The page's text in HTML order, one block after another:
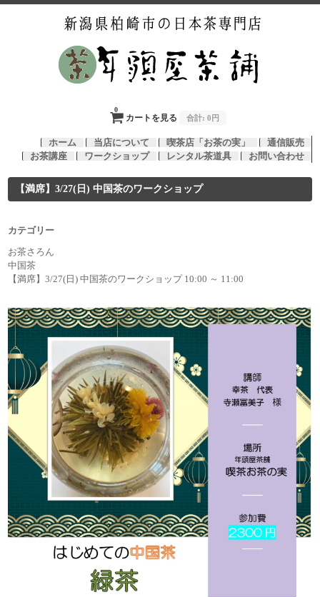
カートを見る
0
合計: 0円
ホーム 当店について 喫茶店「お茶の実」
通信販売
お茶講座
ワークショップ レンタル茶道具 お問い合わせ
【満席】3/27(日) 中国茶のワークショップ
カテゴリー
お茶さろん
中国茶
【満席】3/27(日) 中国茶のワークショップ 10:00 ～ 11:00